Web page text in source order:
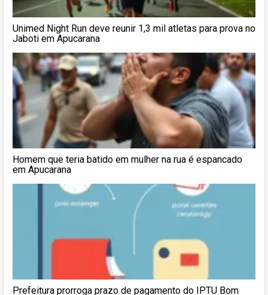
Unimed Night Run deve reunir 1,3 mil atletas para prova no
Jaboti em Apucarana
Homem que teria batido em mulher na rua é espancado
em Apucarana
Prefeitura prorroga prazo de pagamento do IPTU Bom